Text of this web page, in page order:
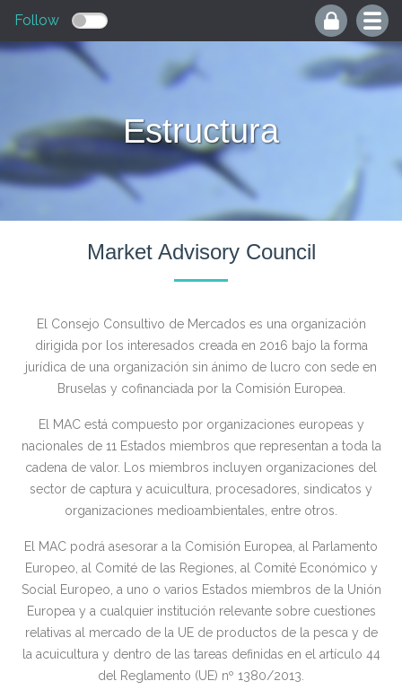
Follow
Estructura
Market Advisory Council
El Consejo Consultivo de Mercados es una organización
dirigida por los interesados creada en 2016 bajo la forma
jurídica de una organización sin ánimo de lucro con sede en
Bruselas y cofinanciada por la Comisión Europea.
El MAC está compuesto por organizaciones europeas y
nacionales de 11 Estados miembros que representan a toda la
cadena de valor. Los miembros incluyen organizaciones del
sector de captura y acuicultura, procesadores, sindicatos y
organizaciones medioambientales, entre otros.
El MAC podrá asesorar a la Comisión Europea, al Parlamento
Europeo, al Comité de las Regiones, al Comité Económico y
Social Europeo, a uno o varios Estados miembros de la Unión
Europea y a cualquier institución relevante sobre cuestiones
relativas al mercado de la UE de productos de la pesca y de
la acuicultura y dentro de las tareas definidas en el artículo 44
del Reglamento (UE) nº 1380/2013.